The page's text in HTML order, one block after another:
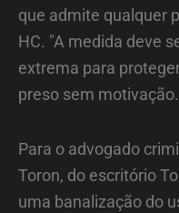
que admite qualquer
HC. "A medida deve
extrema para
preso sem
Para o advogado
Toron, do escritório
uma banalização do